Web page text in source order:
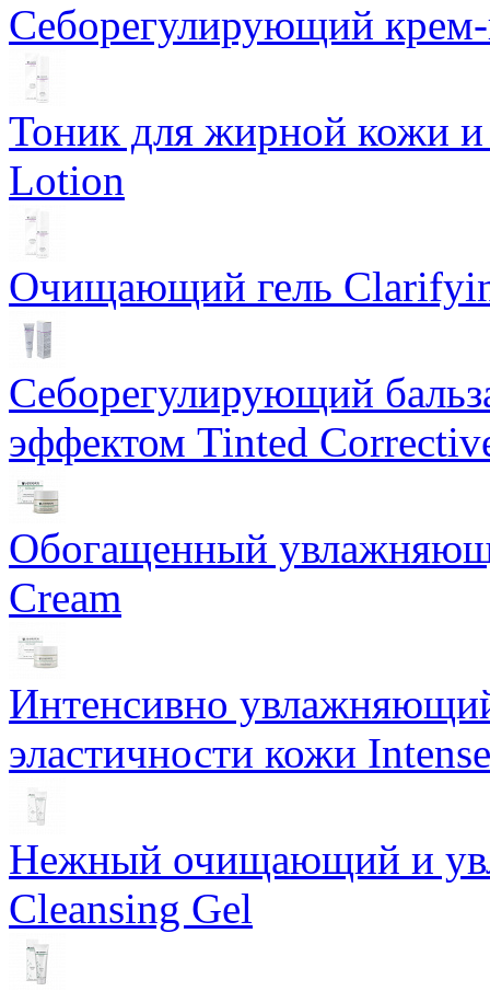
Себорегулирующий
Тоник для жирной кожи
Lotion
Очищающий гель
Себорегулирующий
эффектом Tinted
Обогащенный
Cream
Интенсивно
эластичности кожи
Нежный очищающий и
Cleansing Gel